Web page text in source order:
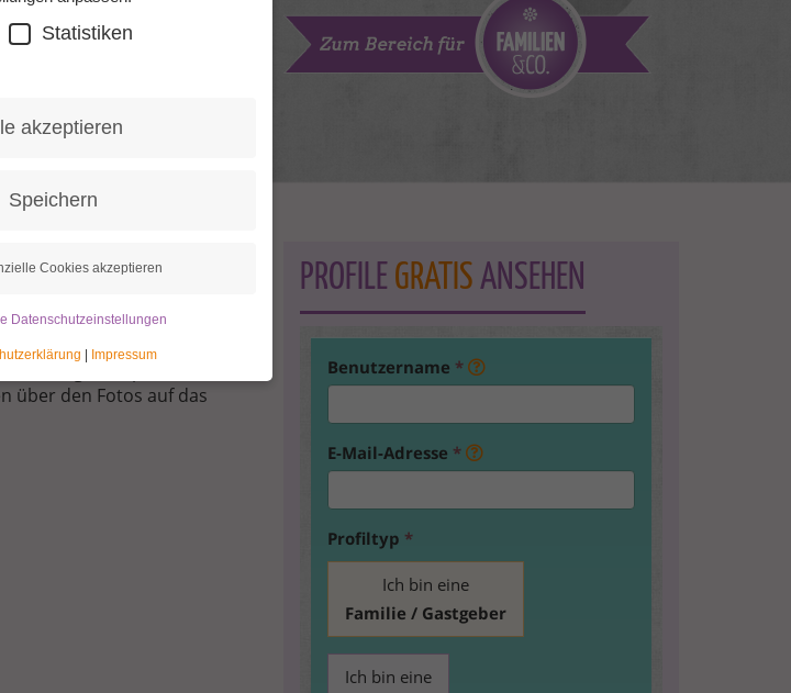
einige Beispiele. Die Liste
über den Fotos auf das
PROFILE GRATIS ANSEHEN
Benutzername *
E-Mail-Adresse *
Profiltyp *
Ich bin eine
Familie / Gastgeber
Ich bin eine
Statistiken
akzeptieren
Speichern
Cookies akzeptieren
Datenschutzeinstellungen
| Impressum